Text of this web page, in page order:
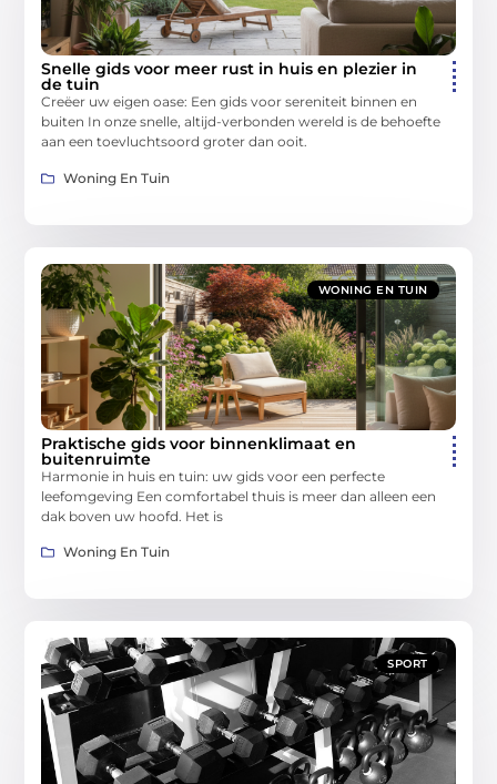
Snelle gids voor meer rust in huis en plezier in
de tuin
Creëer uw eigen oase: Een gids voor sereniteit binnen en
buiten In onze snelle, altijd-verbonden wereld is de behoefte
aan een toevluchtsoord groter dan ooit.
Woning En Tuin
WONING EN TUIN
Praktische gids voor binnenklimaat en
buitenruimte
Harmonie in huis en tuin: uw gids voor een perfecte
leefomgeving Een comfortabel thuis is meer dan alleen een
dak boven uw hoofd. Het is
Woning En Tuin
SPORT